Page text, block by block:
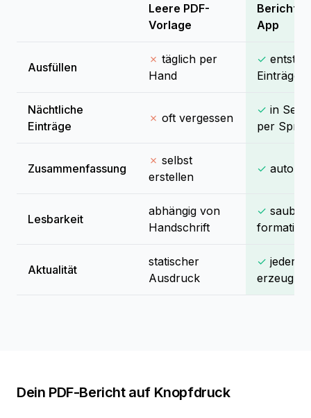
Leere PDF-
Vorlage
Bericht
App
Ausfüllen
✗ täglich per
Hand
✓
Einträgen
Nächtliche
Einträge
✗ oft vergessen
✓ in
per
Zusammenfassung
✗ selbst
erstellen
✓
Lesbarkeit
abhängig von
Handschrift
✓ sauber
formatiert
Aktualität
statischer
Ausdruck
✓
erzeugbar
Dein PDF-Bericht auf Knopfdruck